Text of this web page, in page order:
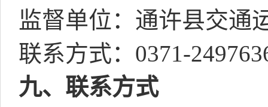
监督单位：通许县交通
联系方式： 0371-
九、联系方式